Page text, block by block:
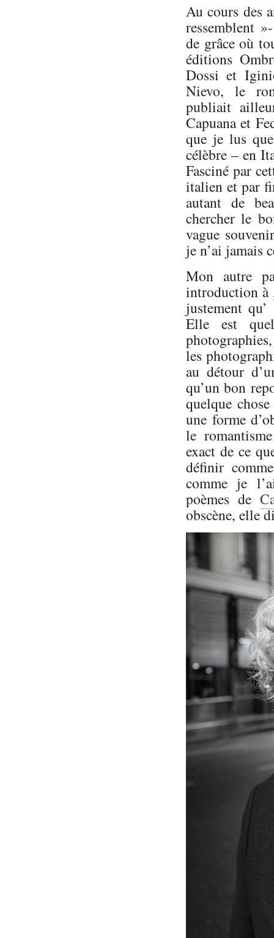
Au cours des
ressemblent
de grâce où
éditions
Dossi et
Nievo, le
publiait
Capuana et
que je lus
célèbre – en
Fasciné par
italien et par
autant de
chercher le
vague
je n’ai jamais
Mon autre
introduction à
justement
Elle est
les
au détour
qu’un bon
quelque
une forme
le
exact de ce
définir
comme je
poèmes de
obscène, elle